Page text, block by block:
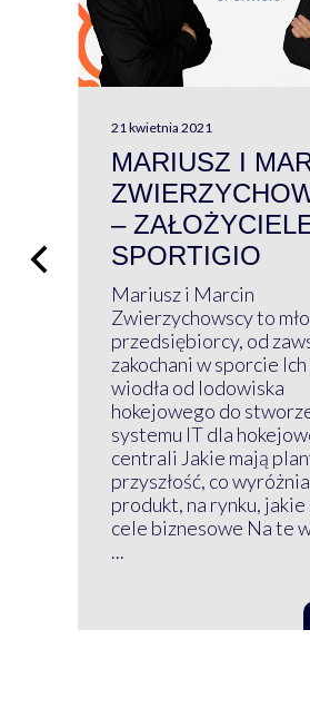
21 kwietnia 2021
MARIUSZ I
–
SPORTIGIO
Mariusz i Marcin
Zwierzychowscy to
przedsiębiorcy, od
zakochani w sporcie
wiodła od lodowiska
hokejowego do
systemu IT dla
centrali Jakie mają
przyszłość, co
produkt, na rynku, jakie
cele biznesowe Na te
...